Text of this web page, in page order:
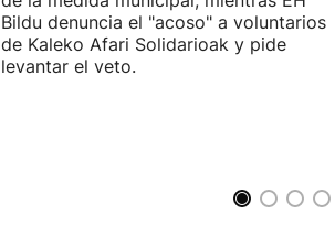
Bildu denuncia el "acoso" a voluntarios
de Kaleko Afari Solidarioak y pide
levantar el veto.